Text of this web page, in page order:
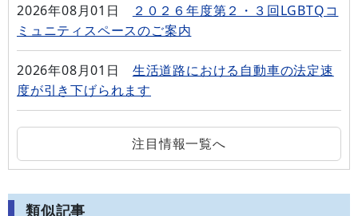
2026年08月01日
２０２６年度第２・３回LGBTQコ
ミュニティスペースのご案内
2026年08月01日
生活道路における自動車の法定速
度が引き下げられます
注目情報一覧へ
類似記事